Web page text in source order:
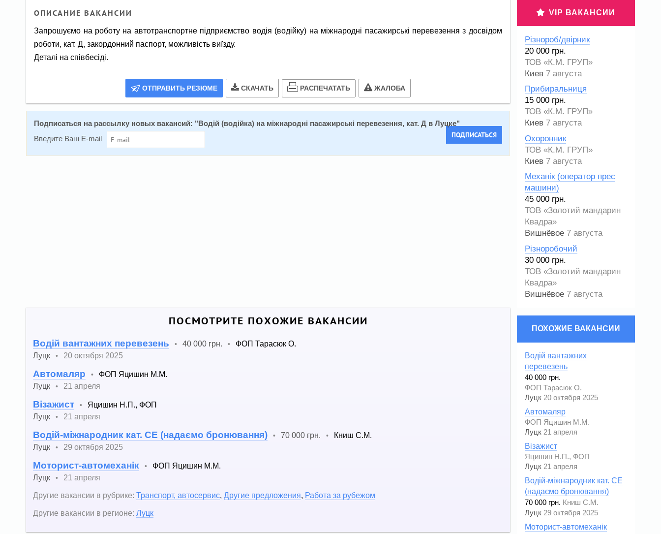
ОПИСАНИЕ ВАКАНСИИ
Запрошуємо на роботу на автотранспортне підприємство водія (водійку) на міжнародні пасажирські перевезення з досвідом
роботи, кат. Д, закордонний паспорт, можливість виїзду.
Деталі на співбесіді.
ОТПРАВИТЬ РЕЗЮМЕ СКАЧАТЬ РАСПЕЧАТАТЬ ЖАЛОБА
Подписаться на расcылку новых вакансий: " Водій (водійка) на міжнародні пасажирські перевезення, кат. Д в Луцке"
Введите Ваш E-mail
ПОДПИСАТЬСЯ
ПОСМОТРИТЕ ПОХОЖИЕ ВАКАНСИИ
Водій вантажних перевезень • 40 000 грн. •
ФОП Тарасюк О.
Луцк
• 20 октября 2025
Автомаляр •
ФОП Яцишин М.М.
Луцк
• 21 апреля
Візажист •
Яцишин Н.П., ФОП
Луцк
• 21 апреля
Водій-міжнародник кат. СЕ (надаємо бронювання) • 70 000 грн. •
Книш С.М.
Луцк
• 29 октября 2025
Моторист-автомеханік •
ФОП Яцишин М.М.
Луцк
•
21 апреля
Другие вакансии в рубрике: Транспорт, автосервис, Другие предложения, Работа за рубежом
Другие вакансии в регионе: Луцк
VIP ВАКАНСИИ
Різнороб/двірник
20 000 грн.
ТОВ «К.М. ГРУП»
Киев 7 августа
Прибиральниця
15 000 грн.
ТОВ «К.М. ГРУП»
Киев 7 августа
Охоронник
ТОВ «К.М. ГРУП»
Киев 7 августа
Механік (оператор прес
машини)
45 000 грн.
ТОВ «Золотий мандарин
Квадра»
Вишнёвое 7 августа
Різноробочий
30 000 грн.
ТОВ «Золотий мандарин
Квадра»
Вишнёвое 7 августа
ПОХОЖИЕ ВАКАНСИИ
Водій вантажних
перевезень
40 000 грн.
ФОП Тарасюк О.
Луцк 20 октября 2025
Автомаляр
ФОП Яцишин М.М.
Луцк 21 апреля
Візажист
Яцишин Н.П., ФОП
Луцк 21 апреля
Водій-міжнародник кат. СЕ
(надаємо бронювання)
70 000 грн. Книш С.М.
Луцк 29 октября 2025
Моторист-автомеханік